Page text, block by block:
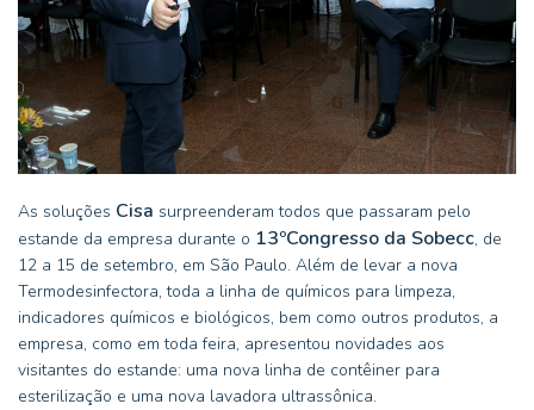
As soluções Cisa surpreenderam todos que passaram pelo
estande da empresa durante o 13ºCongresso da Sobecc, de
12 a 15 de setembro, em São Paulo. Além de levar a nova
Termodesinfectora, toda a linha de químicos para limpeza,
indicadores químicos e biológicos, bem como outros produtos, a
empresa, como em toda feira, apresentou novidades aos
visitantes do estande: uma nova linha de contêiner para
esterilização e uma nova lavadora ultrassônica.